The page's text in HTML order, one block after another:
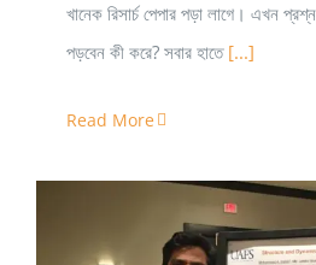
খানেক রিসার্চ পেপার পড়া লাগে। এখন
পড়বেন কী করে? সবার হাতে [...]
Read More